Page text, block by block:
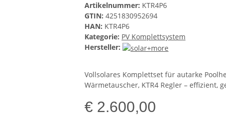
Artikelnummer: KTR4P6
GTIN: 4251830952694
HAN: KTR4P6
Kategorie: PV Komplettsystem
Hersteller:
Vollsolares Komplettset für autarke
Wärmetauscher, KTR4 Regler – effizient,
€ 2.600,00